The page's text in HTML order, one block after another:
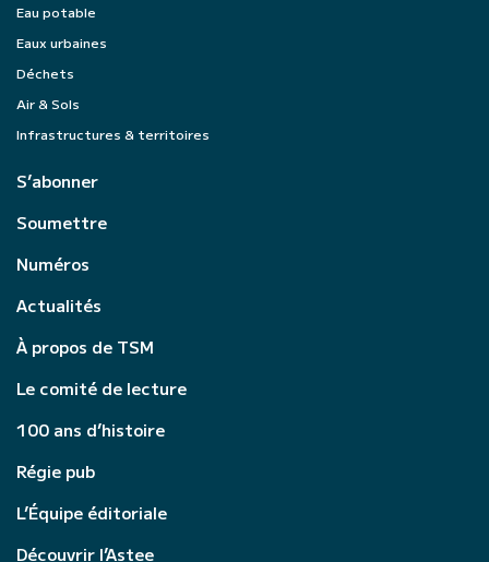
Eau potable
Eaux urbaines
Déchets
Air & Sols
Infrastructures & territoires
S’abonner
Soumettre
Numéros
Actualités
À propos de TSM
Le comité de lecture
100 ans d’histoire
Régie pub
L’Équipe éditoriale
Découvrir l’Astee